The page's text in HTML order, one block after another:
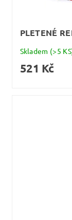
PLETENÉ
Skladem (>5
521 Kč